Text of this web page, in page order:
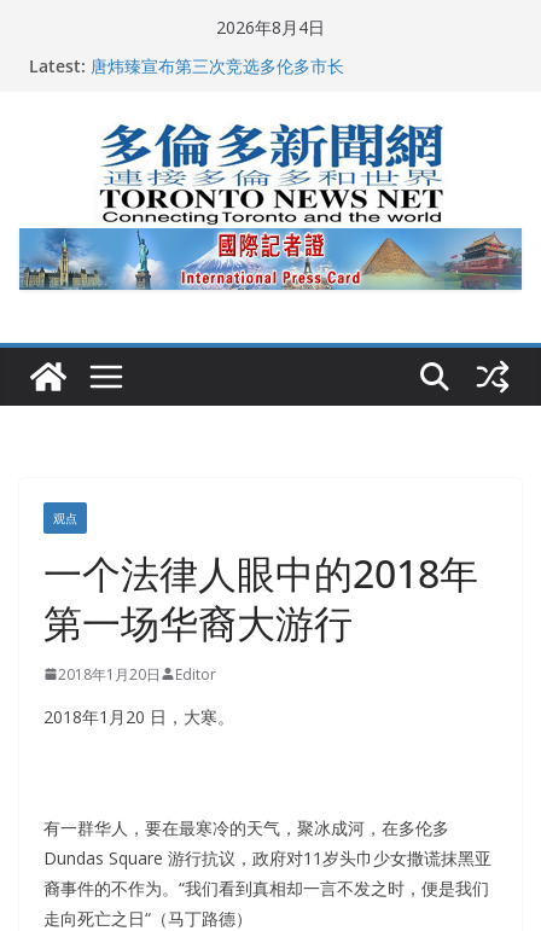
2026年8月4日
Latest: 2026深圳国际佛事用品展览会暨沉香文化艺术展开幕盛
2026加拿大青少年儿童绘画比赛颁奖典礼多伦多举行
龚晓华参加多伦多骄傲大游行 与市民分享竞选理念
多伦多市长选举拉开帷幕 多名华人候选人宣布角逐
观点
一个法律人眼中的2018年
第一场华裔大游行
2018年1月20日 Editor
2018年1月20 日，大寒。
有一群华人，要在最寒冷的天气，聚冰成河，在多伦多
Dundas Square 游行抗议，政府对11岁头巾少女撒谎抹黑亚
裔事件的不作为。“我们看到真相却一言不发之时，便是我们
走向死亡之日“（马丁路德）